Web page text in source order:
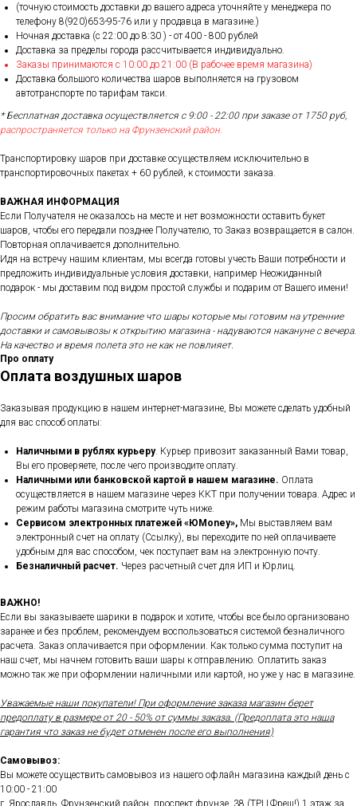
(точную стоимость доставки до вашего адреса уточняйте у менеджера по
телефону 8(920)653-95-76 или у продавца в магазине.)
Ночная доставка (с 22:00 до 8:30 ) - от 400 - 800 рублей
Доставка за пределы города рассчитывается индивидуально.
Заказы принимаются с 10:00 до 21:00 (В рабочее время магазина)
Доставка большого количества шаров выполняется на грузовом
автотранспорте по тарифам такси.
* Бесплатная доставка осуществляется с 9:00 - 22:00 при заказе от 1750 руб,
распространяется только на Фрунзенский район.
Транспортировку шаров при доставке осуществляем исключительно в
транспортировочных пакетах + 60 рублей, к стоимости заказа.
ВАЖНАЯ ИНФОРМАЦИЯ
Если Получателя не оказалось на месте и нет возможности оставить букет
шаров, чтобы его передали позднее Получателю, то Заказ возвращается в салон.
Повторная оплачивается дополнительно.
Идя на встречу нашим клиентам, мы всегда готовы учесть Ваши потребности и
предложить индивидуальные условия доставки, например Неожиданный
подарок - мы доставим под видом простой службы и подарим от Вашего имени!
Просим обратить вас внимание что шары которые мы готовим на утренние
доставки и самовывозы к открытию магазина - надуваются накануне с вечера.
На качество и время полета это не как не повлияет.
Про оплату
Оплата воздушных шаров
Заказывая продукцию в нашем интернет-магазине, Вы можете сделать удобный
для вас способ оплаты:
Наличными в рублях курьеру. Курьер привозит заказанный Вами товар,
Вы его проверяете, после чего производите оплату.
Наличными или банковской картой в нашем магазине. Оплата
осуществляется в нашем магазине через ККТ при получении товара. Адрес и
режим работы магазина смотрите чуть ниже.
Сервисом электронных платежей «ЮMoney», Мы выставляем вам
электронный счет на оплату (Ссылку), вы переходите по ней оплачиваете
удобным для вас способом, чек поступает вам на электронную почту.
Безналичный расчет. Через расчетный счет для ИП и Юрлиц.
ВАЖНО!
Если вы заказываете шарики в подарок и хотите, чтобы все было организовано
заранее и без проблем, рекомендуем воспользоваться системой безналичного
расчета. Заказ оплачивается при оформлении. Как только сумма поступит на
наш счет, мы начнем готовить ваши шары к отправлению. Оплатить заказ
можно так же при оформлении наличными или картой, но уже у нас в магазине.
Уважаемые наши покупатели! При оформление заказа магазин берет
предоплату в размере от 20 - 50% от суммы заказа. (Предоплата это наша
гарантия что заказ не будет отменен после его выполнения)
Самовывоз:
Вы можете осуществить самовывоз из нашего офлайн магазина каждый день с
10:00 - 21:00